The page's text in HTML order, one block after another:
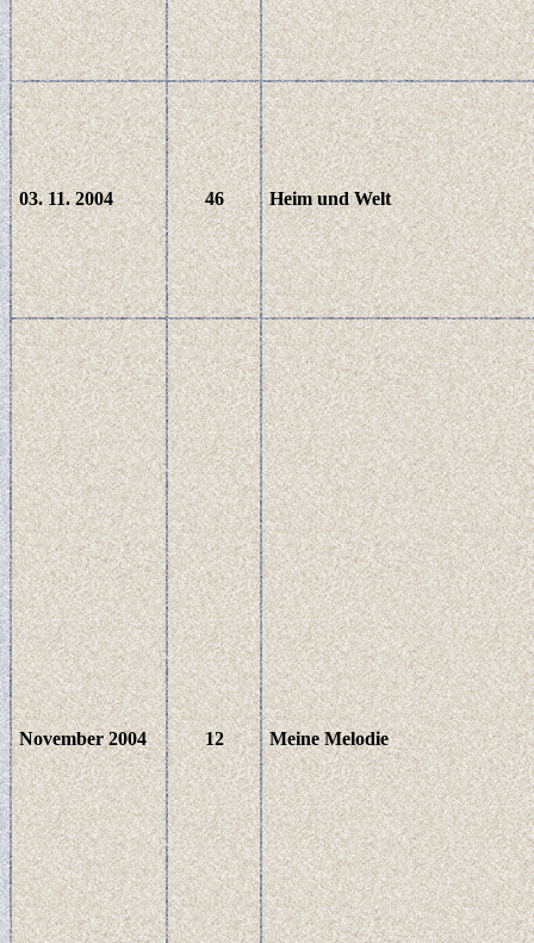
03. 11. 2004 46 Heim und Welt
November 2004 12 Meine Melodie